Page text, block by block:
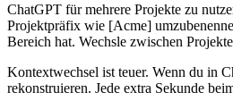
ChatGPT für mehrere Projekte zu
Projektpräfix wie [Acme]
Bereich hat. Wechsle zwischen
Kontextwechsel ist teuer. Wenn du in
rekonstruieren. Jede extra Sekunde